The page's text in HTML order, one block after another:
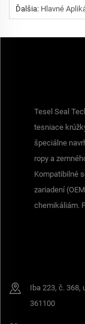
Ďalšia: Hlavné
Tesel Seal
tesniace
špeciálne
ropy a
Kompatibilné
zariadení
chemikáliám.
Iba 223, č. 368,
361100